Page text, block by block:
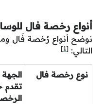
أنواع رخصة فال
نوضح أنواع رُخصة فَال
التالي: [1]
نوع رخصة فال
الجهة
تقدم